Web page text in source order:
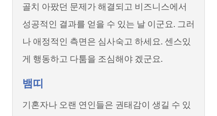
골치 아팠던 문제가 해결되고 비즈니스에서
성공적인 결과를 얻을 수 있는 날 이군요. 그러
나 애정적인 측면은 심사숙고 하세요. 센스있
게 행동하고 다툼을 조심해야 겠군요.
뱀띠
기혼자나 오랜 연인들은 권태감이 생길 수 있